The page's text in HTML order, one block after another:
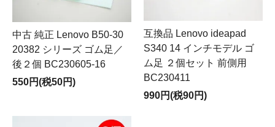
中古 純正 Lenovo B50-30
20382 シリーズ ゴム足／
後２個 BC230605-16
550円(税50円)
互換品 Lenovo ideapad
S340 14 インチモデル ゴ
ム足 ２個セット 前側用
BC230411
990円(税90円)